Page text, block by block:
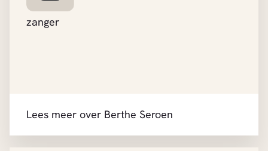
zanger
Lees meer over Berthe Seroen